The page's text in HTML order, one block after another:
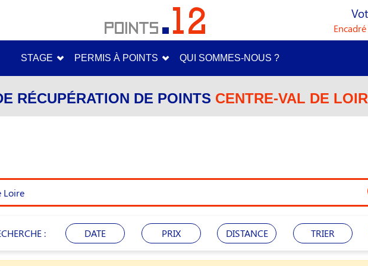
STAGE PERMIS À POINTS QUI SOMMES-NOUS ?
RÉCUPÉRATION DE POINTS CENTRE-VAL DE
: DATE PRIX DISTANCE TRIER